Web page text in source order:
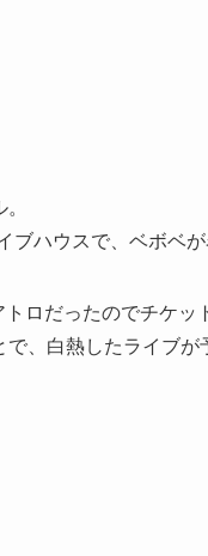
ブハウスで、ベボベ
ロだったのでチケッ
、白熱したライブが